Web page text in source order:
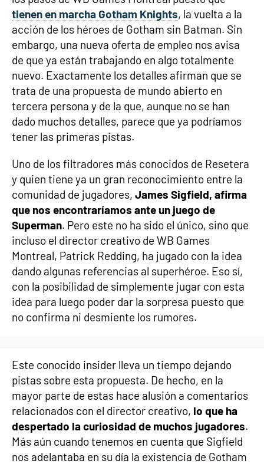
tienen en marcha Gotham Knights, la vuelta a la
acción de los héroes de Gotham sin Batman. Sin
embargo, una nueva oferta de empleo nos avisa
de que ya están trabajando en algo totalmente
nuevo. Exactamente los detalles afirman que se
trata de una propuesta de mundo abierto en
tercera persona y de la que, aunque no se han
dado muchos detalles, parece que ya podríamos
tener las primeras pistas.
Uno de los filtradores más conocidos de Resetera
y quien tiene ya un gran reconocimiento entre la
comunidad de jugadores, James Sigfield, afirma
que nos encontraríamos ante un juego de
Superman. Pero este no ha sido el único, sino que
incluso el director creativo de WB Games
Montreal, Patrick Redding, ha jugado con la idea
dando algunas referencias al superhéroe. Eso sí,
con la posibilidad de simplemente jugar con esta
idea para luego poder dar la sorpresa puesto que
no confirma ni desmiente los rumores.
Este conocido insider lleva un tiempo dejando
pistas sobre esta propuesta. De hecho, en la
mayor parte de estas hace alusión a comentarios
relacionados con el director creativo, lo que ha
despertado la curiosidad de muchos jugadores.
Más aún cuando tenemos en cuenta que Sigfield
nos adelantaba en su día la existencia de Gotham